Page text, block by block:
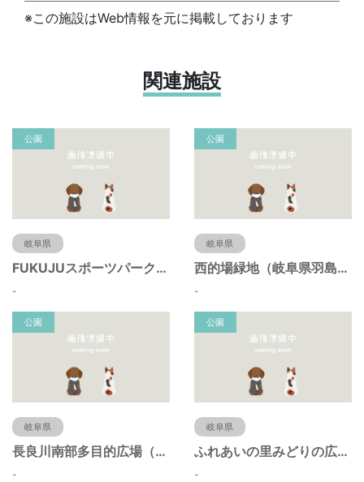
※この施設はWeb情報を元に掲載しております
関連施設
公園
岐阜県
FUKUJUスポーツパーク（羽島市運動公園）（岐阜県羽島市）
-
公園
岐阜県
西的場緑地（岐阜県羽島市）
-
公園
岐阜県
長良川南部多目的広場（岐阜県羽島市）
-
公園
岐阜県
ふれあいの里みどりの広場（岐阜県羽島市）
-